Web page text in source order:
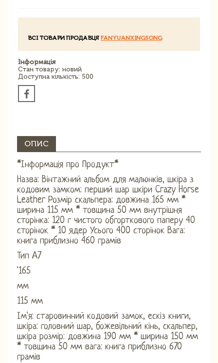
ВСІ ТОВАРИ ПРОДАВЦЯ FANYUANXINGSONG
Інформація
Стан товару: новий
Доступна кількість: 500
ОПИС
*Інформація про Продукт*
Назва: Вінтажний альбом для малюнків, шкіра з
кодовим замком: перший шар шкіри Crazy Horse
Leather Розмір скальпера: довжина 165 мм *
ширина 115 мм * товщина 50 мм внутрішня
сторінка: 120 г чистого обгорткового паперу 40
сторінок * 10 ядер Усього 400 сторінок Вага:
книга приблизно 460 грамів
Тип A7
'165
мм
115 мм
Ім'я: старовинний кодовий замок, ескіз книги,
шкіра: головний шар, божевільний кінь, скальпер,
шкіра розмір: довжина 190 мм * ширина 150 мм
* товщина 50 мм вага: книга приблизно 670
грамів